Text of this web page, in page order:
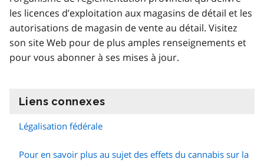
les licences d’exploitation aux magasins de détail et les
autorisations de magasin de vente au détail. Visitez
son site Web pour de plus amples renseignements et
pour vous abonner à ses mises à jour.
Liens connexes
Légalisation fédérale
Pour en savoir plus au sujet des effets du cannabis sur la